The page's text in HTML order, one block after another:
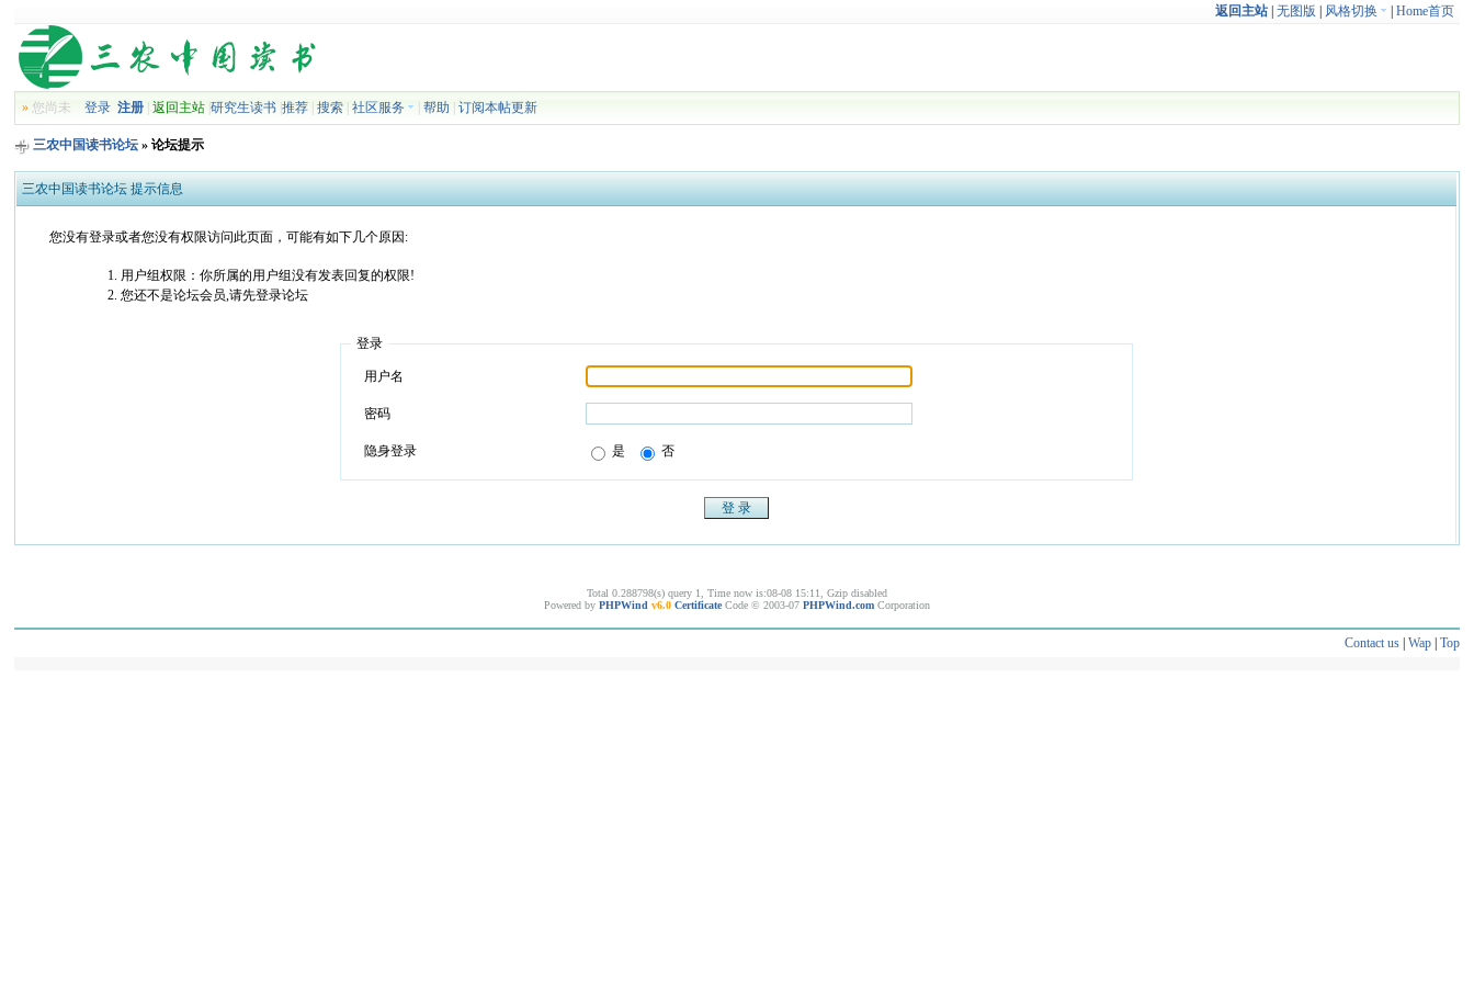
返回主站| 无图版 风格切换 Home首页
» 您尚未登录 注册 |返回主站 |研究生读书 |推荐 |搜索 |社区服务 |帮助 |订阅本帖更新
三农中国读书论坛 » 论坛提示
三农中国读书论坛 提示信息
您没有登录或者您没有权限访问此页面，可能有如下几个原因:
用户组权限：你所属的用户组没有发表回复的权限!
您还不是论坛会员,请先登录论坛
登录
用户名
密码
隐身登录 是 否
Total 0.288798(s) query 1, Time now is:08-08 15:11, Gzip disabled
Powered by PHPWind v6.0 Certificate Code © 2003-07 PHPWind.com Corporation
Contact us| Wap| Top